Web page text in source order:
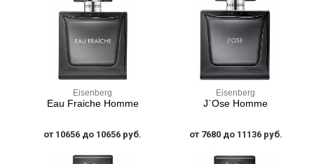
Eisenberg
Eau Fraiche Homme
от 10656 до 10656 руб.
Eisenberg
J`Ose Homme
от 7680 до 11136 руб.